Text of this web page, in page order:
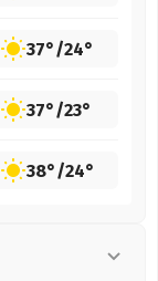
37°/24°
37°/23°
38°/24°